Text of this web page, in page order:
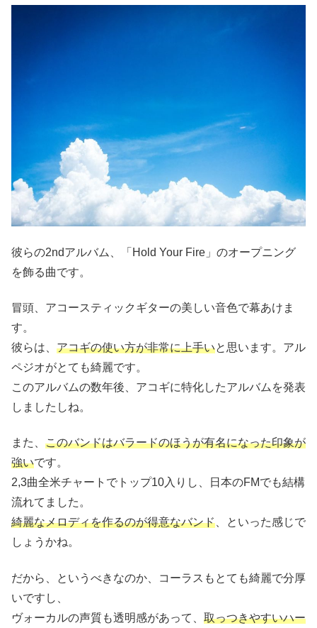
彼らの2ndアルバム、「Hold Your Fire」のオープニング
を飾る曲です。
冒頭、アコースティックギターの美しい音色で幕あけま
す。
彼らは、 アコギの使い方が非常に上手いと思います。アル
ペジオがとても綺麗です。
このアルバムの数年後、アコギに特化したアルバムを発表
しましたしね。
また、 このバンドはバラードのほうが有名になった印象が
強いです。
2,3曲全米チャートでトップ10入りし、日本のFMでも結構
流れてました。
綺麗なメロディを作るのが得意なバンド 、といった感じで
しょうかね。
だから、というべきなのか、コーラスもとても綺麗で分厚
いですし、
ヴォーカルの声質も透明感があって、 取っつきやすいハー